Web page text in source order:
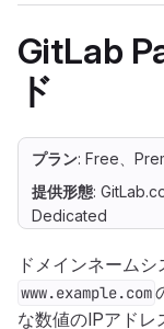
GitLab
ド
プラン: Free、
提供形態:
Dedicated
ドメインネーム
www.example.com
な数値のIPアドレ